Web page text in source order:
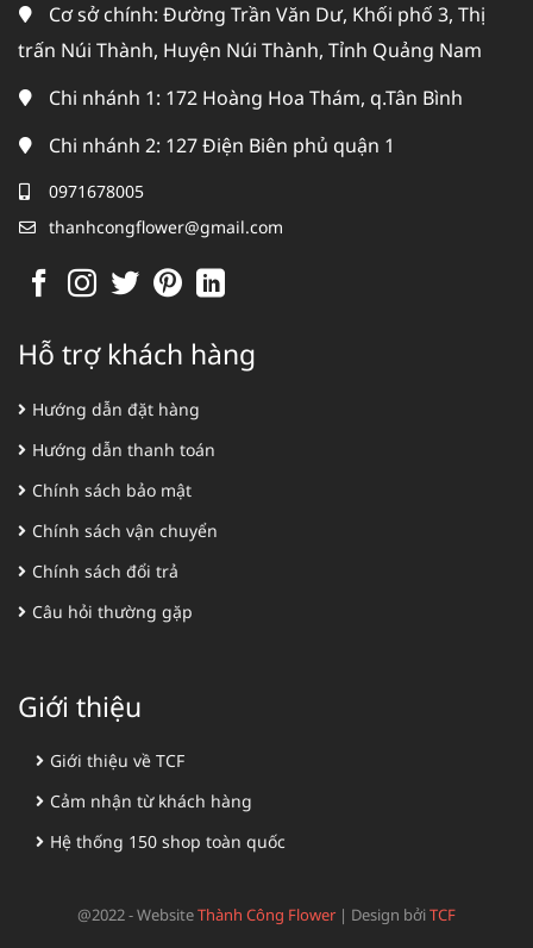
Cơ sở chính: Đường Trần Văn Dư, Khối phố 3, Thị
trấn Núi Thành, Huyện Núi Thành, Tỉnh Quảng Nam
Chi nhánh 1: 172 Hoàng Hoa Thám, q.Tân Bình
Chi nhánh 2: 127 Điện Biên phủ quận 1
0971678005
thanhcongflower@gmail.com
Hỗ trợ khách hàng
Hướng dẫn đặt hàng
Hướng dẫn thanh toán
Chính sách bảo mật
Chính sách vận chuyển
Chính sách đổi trả
Câu hỏi thường gặp
Giới thiệu
Giới thiệu về TCF
Cảm nhận từ khách hàng
Hệ thống 150 shop toàn quốc
@2022 - WebsiteThành Công Flower | Design bởiTCF